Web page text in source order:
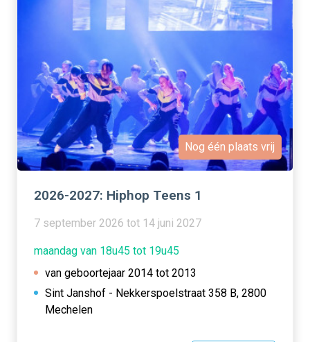
Nog één plaats vrij
2026-2027: Hiphop Teens 1
7 september 2026 tot 14 juni 2027
maandag van 18u45 tot 19u45
van geboortejaar 2014 tot 2013
Sint Janshof - Nekkerspoelstraat 358 B, 2800
Mechelen